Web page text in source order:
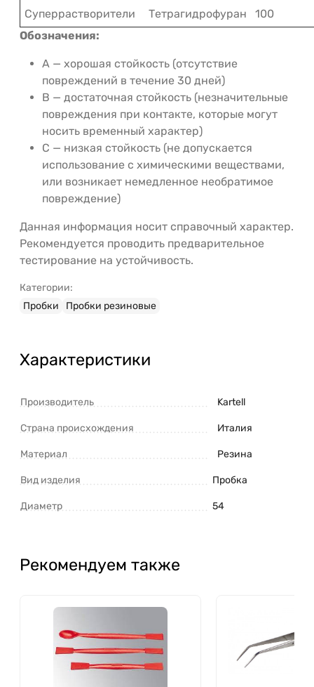
Суперрастворители Тетрагидрофуран
100
Обозначения:
A — хорошая стойкость (отсутствие
повреждений в течение 30 дней)
B — достаточная стойкость (незначительные
повреждения при контакте, которые могут
носить временный характер)
C — низкая стойкость (не допускается
использование с химическими веществами,
или возникает немедленное необратимое
повреждение)
Данная информация носит справочный характер.
Рекомендуется проводить предварительное
тестирование на устойчивость.
Категории:
Пробки
Пробки резиновые
Характеристики
Производитель Kartell
Страна происхождения Италия
Материал Резина
Вид изделия Пробка
Диаметр 54
Рекомендуем также